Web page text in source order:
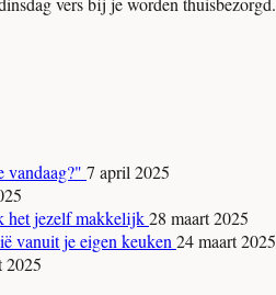
vandaag?" 7 april 2025
het jezelf makkelijk28 maart 2025
vanuit je eigen keuken 24 maart 2025
2025